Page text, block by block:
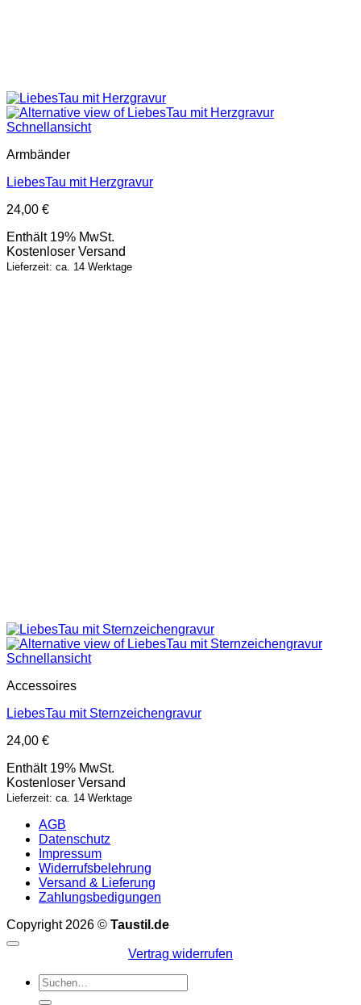
Schnellansicht
Armbänder
LiebesTau mit Herzgravur
24,00 €
Enthält 19% MwSt.
Kostenloser Versand
Lieferzeit: ca. 14 Werktage
Schnellansicht
Accessoires
LiebesTau mit Sternzeichengravur
24,00 €
Enthält 19% MwSt.
Kostenloser Versand
Lieferzeit: ca. 14 Werktage
AGB
Datenschutz
Impressum
Widerrufsbelehrung
Versand & Lieferung
Zahlungsbedigungen
Copyright 2026 © Taustil.de
Vertrag widerrufen
Suchen
nach: